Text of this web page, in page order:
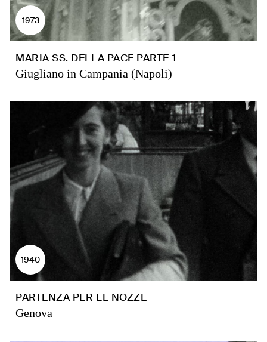
1973
MARIA SS. DELLA PACE PARTE 1
Giugliano in Campania (Napoli)
1940
PARTENZA PER LE NOZZE
Genova